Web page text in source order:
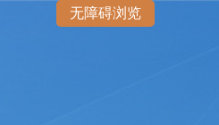
无障碍浏览